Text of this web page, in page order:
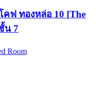
คฟ ทองหล่อ 10 [The
น 7
Room